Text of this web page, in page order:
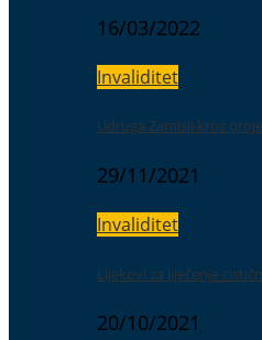
16/03/2022
Invaliditet
Udruga Zamisli kroz
29/11/2021
Invaliditet
Lijekovi za liječenje
20/10/2021